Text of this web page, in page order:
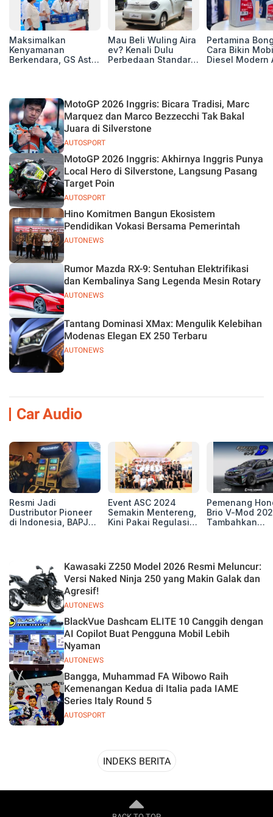
Maksimalkan
Kenyamanan
Berkendara, GS Astra
2026
Mau Beli Wuling Aira
ev? Kenali Dulu
Perbedaan Standard
Pertamina
Cara Bikin
Diesel Modern
AUTOSPORT
MotoGP 2026 Inggris: Bicara Tradisi, Marc
Marquez dan Marco Bezzecchi Tak Bakal
Juara di Silverstone
AUTOSPORT
MotoGP 2026 Inggris: Akhirnya Inggris Punya
Local Hero di Silverstone, Langsung Pasang
Target Poin
AUTONEWS
Hino Komitmen Bangun Ekosistem
Pendidikan Vokasi Bersama Pemerintah
AUTONEWS
Rumor Mazda RX-9: Sentuhan Elektrifikasi
dan Kembalinya Sang Legenda Mesin Rotary
AUTONEWS
Tantang Dominasi XMax: Mengulik Kelebihan
Modenas Elegan EX 250 Terbaru
Car Audio
Resmi Jadi
Dustributor Pioneer
di Indonesia, BAPJ
Event ASC 2024
Semakin Mentereng,
Kini Pakai Regulasi
Pemenang
Brio V-Mod
Tambahkan
AUTONEWS
Kawasaki Z250 Model 2026 Resmi Meluncur:
Versi Naked Ninja 250 yang Makin Galak dan
Agresif!
AUTONEWS
BlackVue Dashcam ELITE 10 Canggih dengan
AI Copilot Buat Pengguna Mobil Lebih
Nyaman
AUTOSPORT
Bangga, Muhammad FA Wibowo Raih
Kemenangan Kedua di Italia pada IAME
Series Italy Round 5
INDEKS BERITA